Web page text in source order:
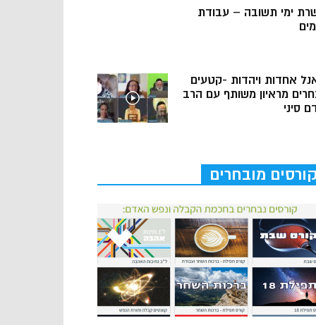
ימי תשובה – עבודת
אחדות ויהדות -קטעים
מראיון משותף עם הרב
סיני
קורסים מובחרים